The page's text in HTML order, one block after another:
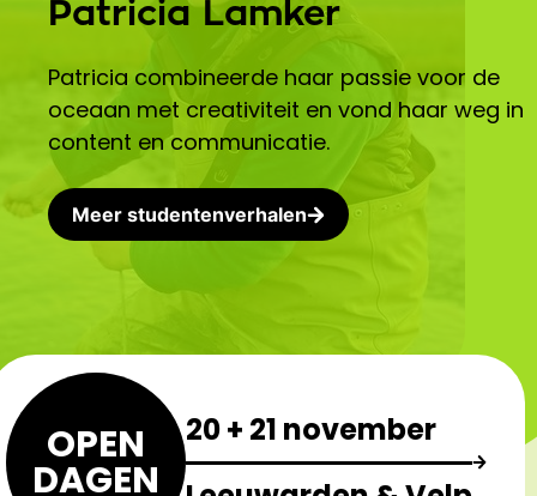
Patricia Lamker
Patricia combineerde haar passie voor de
oceaan met creativiteit en vond haar weg in
content en communicatie.
Meer studentenverhalen
OPEN
DAGEN
20 + 21 november